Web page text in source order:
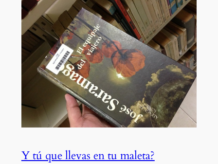
Y tú que llevas en tu maleta?